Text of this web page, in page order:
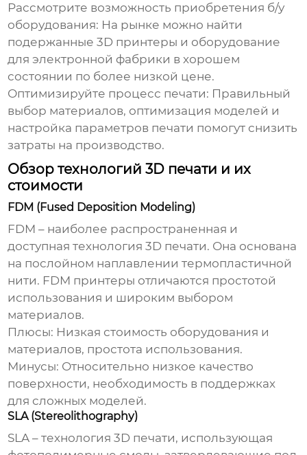
Рассмотрите возможность приобретения б/у
оборудования: На рынке можно найти
подержанные 3D принтеры и оборудование
для электронной фабрики в хорошем
состоянии по более низкой цене.
Оптимизируйте процесс печати: Правильный
выбор материалов, оптимизация моделей и
настройка параметров печати помогут снизить
затраты на производство.
Обзор технологий 3D печати и их
стоимости
FDM (Fused Deposition Modeling)
FDM – наиболее распространенная и
доступная технология 3D печати. Она основана
на послойном наплавлении термопластичной
нити. FDM принтеры отличаются простотой
использования и широким выбором
материалов.
Плюсы: Низкая стоимость оборудования и
материалов, простота использования.
Минусы: Относительно низкое качество
поверхности, необходимость в поддержках
для сложных моделей.
SLA (Stereolithography)
SLA – технология 3D печати, использующая